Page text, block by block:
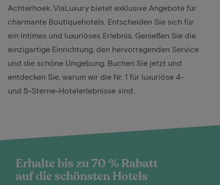
Achterhoek. ViaLuxury bietet exklusive Angebote für
charmante Boutiquehotels. Entscheiden Sie sich für
ein intimes und luxuriöses Erlebnis. Genießen Sie die
einzigartige Einrichtung, den hervorragenden Service
und die schöne Umgebung. Buchen Sie jetzt und
entdecken Sie, warum wir die Nr. 1 für luxuriöse 4-
und 5-Sterne-Hotelerlebnisse sind.
Erhalte bis zu 70 % Rabatt
auf die schönsten Hotels